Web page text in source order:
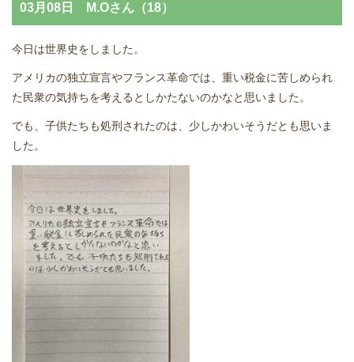
高認塾のご案内
講師紹介
高卒認定試験とは
高卒認定試験にかかる費用
合格後の進路
よくあるご質問
オンライン個別指導
03月08日 M.Oさん（18）
今日は世界史をしました。
アメリカの独立宣言やフランス革命では、重い税金に苦しめられ
た民衆の気持ちを考えるとしかたないのかなと思いました。
でも、子供たちも処刑されたのは、少しかわいそうだとも思いま
した。